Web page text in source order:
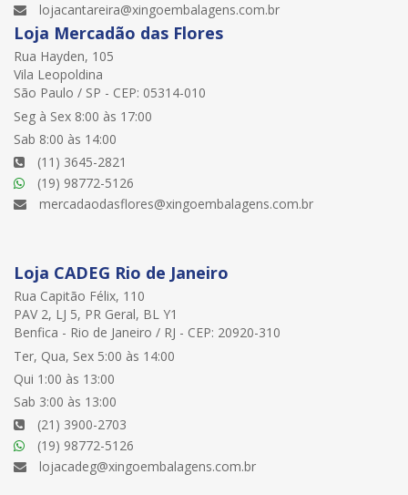
lojacantareira@xingoembalagens.com.br
Loja Mercadão das Flores
Rua Hayden, 105
Vila Leopoldina
São Paulo / SP - CEP: 05314-010
Seg à Sex 8:00 às 17:00
Sab 8:00 às 14:00
(11) 3645-2821
(19) 98772-5126
mercadaodasflores@xingoembalagens.com.br
Loja CADEG Rio de Janeiro
Rua Capitão Félix, 110
PAV 2, LJ 5, PR Geral, BL Y1
Benfica - Rio de Janeiro / RJ - CEP: 20920-310
Ter, Qua, Sex 5:00 às 14:00
Qui 1:00 às 13:00
Sab 3:00 às 13:00
(21) 3900-2703
(19) 98772-5126
lojacadeg@xingoembalagens.com.br